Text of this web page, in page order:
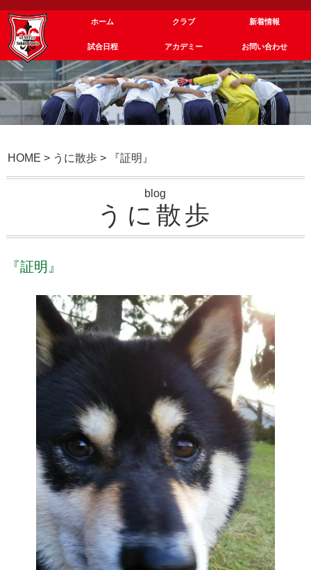
ホーム クラブ 新着情報
試合日程 アカデミー お問い合わせ
HOME > うに散歩 > 『証明』
blog
うに散歩
『証明』